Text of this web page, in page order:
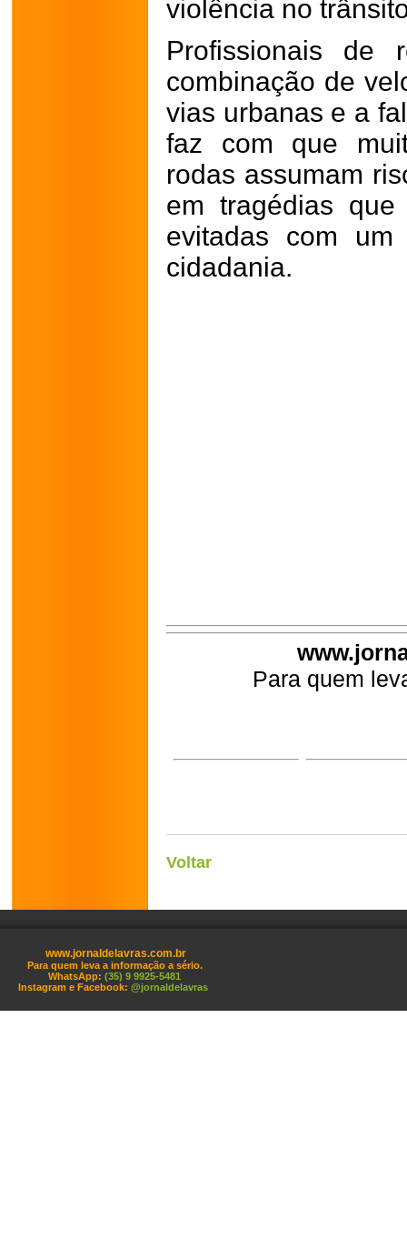
violência no
Profissionais de
combinação de
vias urbanas e a
faz com que
rodas assumam
em tragédias que
evitadas com
cidadania.
Para quem
Voltar
www.jornaldelavras.com.br
Para quem leva a informação a sério.
WhatsApp: (35) 9 9925-5481
Instagram e Facebook: @jornaldelavras